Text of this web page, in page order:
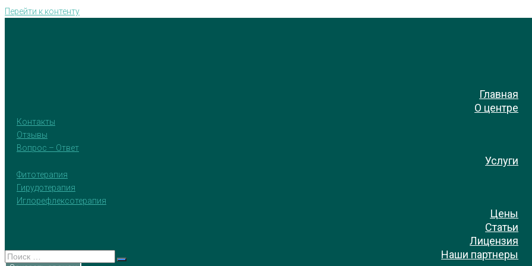
Перейти к контенту
Главная
О центре
Контакты
Отзывы
Вопрос – Ответ
Услуги
Фитотерапия
Гирудотерапия
Иглорефлексотерапия
Цены
Статьи
Лицензия
Наши партнеры